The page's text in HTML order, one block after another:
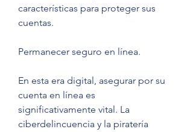
características para proteger sus
cuentas.
Permanecer seguro en línea.
En esta era digital, asegurar por su
cuenta en línea es
significativamente vital. La
ciberdelincuencia y la piratería